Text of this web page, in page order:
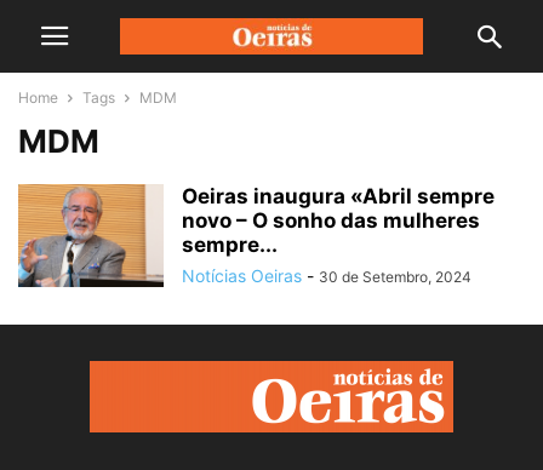
Home Tags MDM
MDM
Oeiras inaugura «Abril sempre
novo – O sonho das mulheres
sempre...
Notícias Oeiras - 30 de Setembro, 2024